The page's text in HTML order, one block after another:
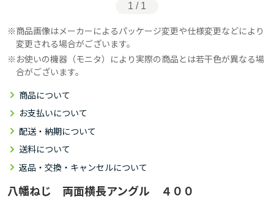
1 / 1
商品画像はメーカーによるパッケージ変更や仕様変更などにより
変更される場合がございます。
お使いの機器（モニタ）により実際の商品とは若干色が異なる場
合がございます。
商品について
お支払いについて
配送・納期について
送料について
返品・交換・キャンセルについて
八幡ねじ 両面横長アングル ４００